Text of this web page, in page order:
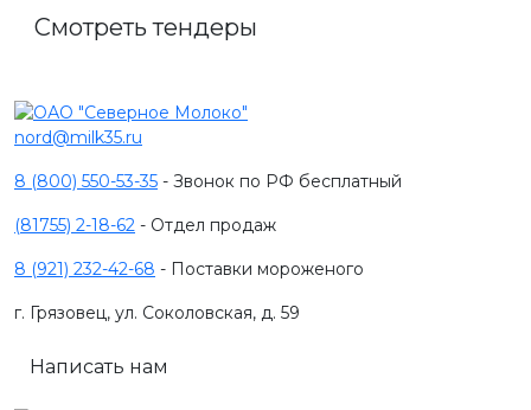
Смотреть тендеры
nord@milk35.ru
8 (800) 550-53-35 - Звонок по РФ бесплатный
(81755) 2-18-62 - Отдел продаж
8 (921) 232-42-68 - Поставки мороженого
г. Грязовец, ул. Соколовская, д. 59
Написать нам